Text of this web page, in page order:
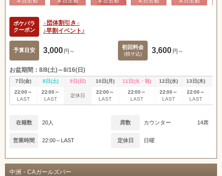
ポケパラ
クーポン
☆団体割引き☆
♪早割イベント♪
予算目安 3,000 円～
初回料金
(税サ込) 3,600 円～
お盆期間：8/8(土)～8/16(日)
7日(金) 8日(土) 9日(日) 10日(月) 11日(火・祝) 12日(水) 13日(木)
22:00～
LAST
22:00～
LAST
定休日
22:00～
LAST
22:00～
LAST
22:00～
LAST
22:00～
LAST
在籍数 20人 席数 カウンター 14席
営業時間 22:00～LAST 定休日 日曜
中洲・CAガールズバー